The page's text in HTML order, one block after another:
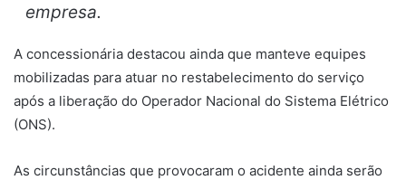
empresa.
A concessionária destacou ainda que manteve equipes
mobilizadas para atuar no restabelecimento do serviço
após a liberação do Operador Nacional do Sistema Elétrico
(ONS).
As circunstâncias que provocaram o acidente ainda serão